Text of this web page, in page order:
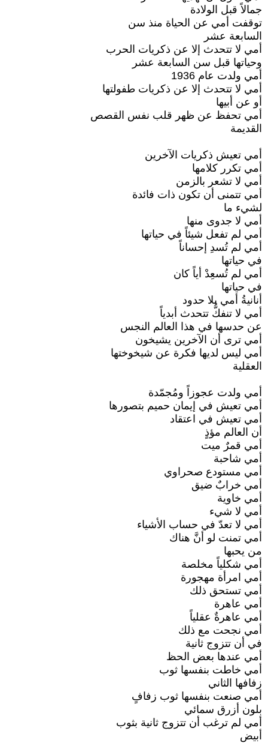
جمالاً قبل الولادة
توقفت أمي عن الحياة منذ سن
السابعة عشر
أمي لا تتحدث إلا عن ذكريات الحرب
وحياتها قبل سن السابعة عشر
أمي ولدت عام 1936
أمي لا تتحدث إلا عن ذكريات طفولتها
أو عن أبيها
أمي تحفظ عن ظهر قلب نفس القصص
القديمة
أمي تعيش ذكريات الآخرين
أمي تكرر كلامها
أمي لا تشعر بالزمن
أمي تتمنى أن تكون ذات فائدة
لشيء ما
أمي لا جدوى منها
أمي لم تفعل شيئاً في حياتها
أمي لم تُسدِ إحساناً
في حياتها
أمي لم تُسعِدْ أياً كان
في حياتها
أنانيةُ أمي بلا حدود
أمي لا تنفكُّ تتحدث أبدياً
عن حدسها في هذا العالم النجس
أمي ترى أن الآخرين يشيخون
أمي ليس لديها فكرة عن شيخوختها
العقلية
أمي ولدت عجوزاً ومُجمّدة
أمي تعيش في إيمان حميم بتصورها
أمي تعيش في اعتقاد
أن العالم مؤذٍ
أمي قمرٌ ميت
أمي شاحبة
أمي مستودع صحراوي
أمي خرابٌ ضيق
أمي خاوية
أمي لا شيء
أمي لا تعدّ في حساب الأشياء
أمي تمنت لو أنَّ هناك
من يحبها
أمي شكلياً مخلصة
أمي امرأة مهجورة
أمي تستحق ذلك
أمي عاهرة
أمي عاهرةٌ عقلياً
أمي نجحت مع ذلك
في أن تتزوج ثانية
أمي عندها بعض الحظ
أمي خاطت بنفسها ثوب
زفافها الثاني
أمي صنعت بنفسها ثوب زفافٍ
بلون أزرق سمائي
أمي لم ترغب أن تتزوج ثانية بثوب
أبيض